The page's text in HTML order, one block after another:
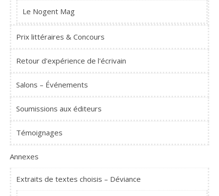
Le Nogent Mag
Prix littéraires & Concours
Retour d'expérience de l'écrivain
Salons – Événements
Soumissions aux éditeurs
Témoignages
Annexes
Extraits de textes choisis – Déviance